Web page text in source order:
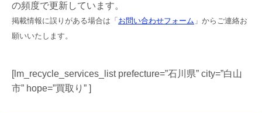
の頻度で更新しています。
掲載情報に誤りがある場合は「 お問い合わせフォーム 」からご連絡お
願いいたします。
[lm_recycle_services_list prefecture=”石川県” city=”白山
市” hope=”買取り” ]